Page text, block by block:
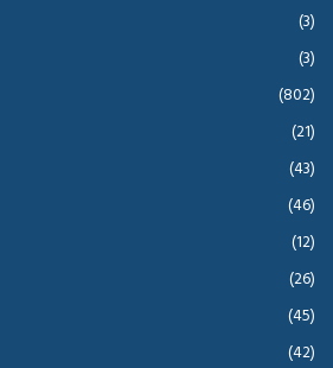
(3)
(3)
(802)
(21)
(43)
(46)
(12)
(26)
(45)
(42)